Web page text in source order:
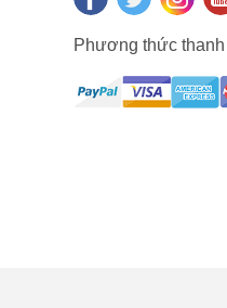
Phương thức thanh